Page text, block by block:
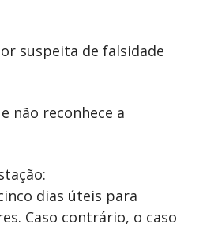
suspeita de falsidade
não reconhece a
dias úteis para
Caso contrário, o caso